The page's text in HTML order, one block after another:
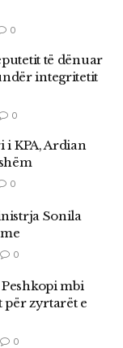
0
të dënuar
integritetit
0
i KPA, Ardian
0
Sonila
0
mbi
për zyrtarët e
0